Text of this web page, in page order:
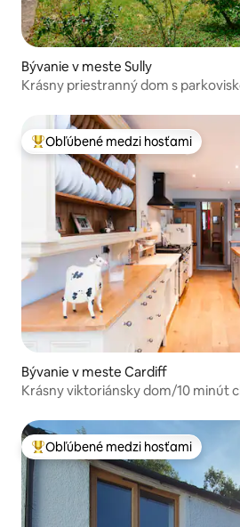
Bývanie v meste Sully
Krásny priestranný dom s
Najobľúbenejšie medzi hosťami
Obľúbené medzi hosťami
Bývanie v meste Cardiff
Krásny viktoriánsky dom/10 minút
Najobľúbenejšie medzi hosťami
Obľúbené medzi hosťami